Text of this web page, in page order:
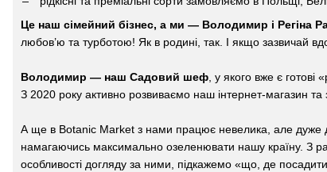
Це наш сімейний бізнес, а ми — Володимир і Регіна
любов’ю та турботою! Як в родині, так. І якщо зазвичай
Володимир — наш Садовий шеф, у якого вже є готові
З 2020 року активно розвиваємо наш інтернет-магазин та
А ще в Botanic Market з нами працює невелика, але
намагаючись максимально озеленювати нашу країну. З
особливості догляду за ними, підкажемо «що, де